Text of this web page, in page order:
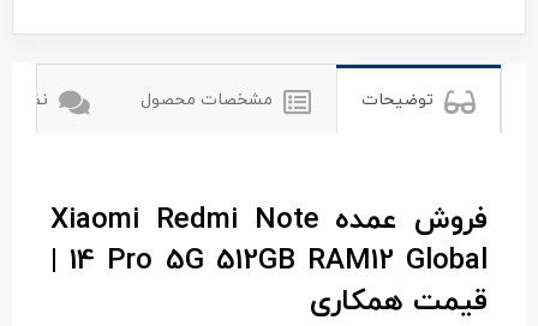
توضیحات مشخصات محصول نظرات
فروش عمده Xiaomi Redmi Note
14 Pro 5G 512GB RAM12 Global |
قیمت همکاری